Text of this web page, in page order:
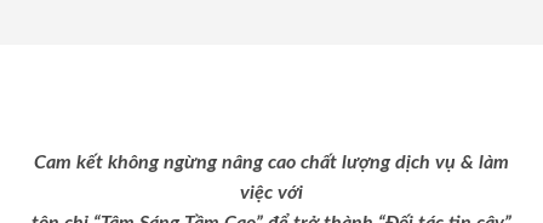
Cam kết không ngừng nâng cao chất lượng dịch vụ & làm
việc với